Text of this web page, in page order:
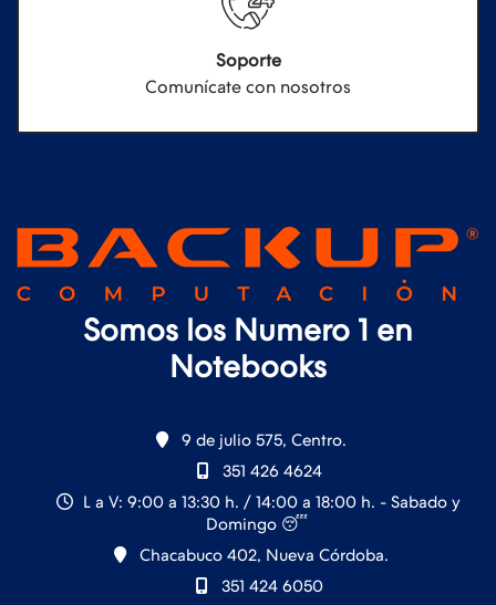
Soporte
Comunícate con nosotros
Somos los Numero 1 en
Notebooks
9 de julio 575, Centro.
351 426 4624
L a V: 9:00 a 13:30 h. / 14:00 a 18:00 h. - Sabado y
Domingo 😴
Chacabuco 402, Nueva Córdoba.
351 424 6050